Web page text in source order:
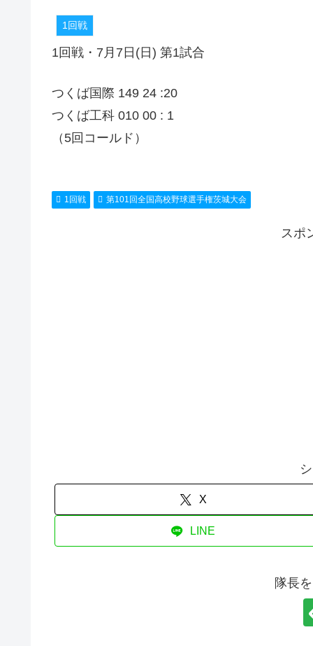
1回戦
1回戦・7月7日(日) 第1試合
つくば国際 149 24 :20
つくば工科 010 00 : 1
（5回コールド）
1回戦 第101回全国高校野球選手権茨城大会
スポ
X
LINE
隊長